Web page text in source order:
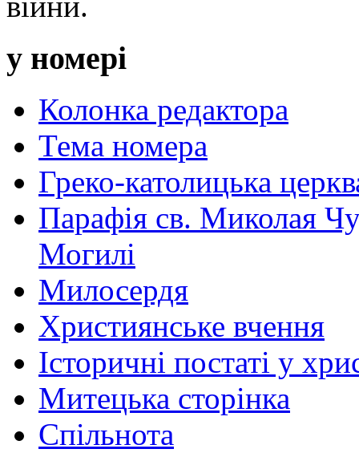
у номері
Колонка редактора
Тема номера
Греко-католицька
Парафія св. Миколая
Могилі
Милосердя
Християнське вчення
Історичні постаті у
Митецька сторінка
Спільнота